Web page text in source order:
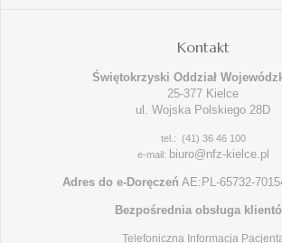
Kontakt
Świętokrzyski Oddział
25-377 Kielce
ul. Wojska Polskiego 28D
tel.: (41) 36 46 100
e-mail: biuro@nfz-kielce.pl
Adres do e-Doręczeń AE:PL-65732-
Bezpośrednia obsługa
Telefoniczna Informacja